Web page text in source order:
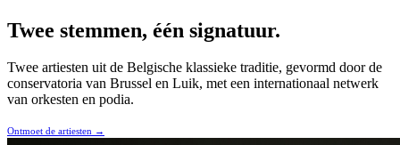
Twee stemmen, één signatuur.
Twee artiesten uit de Belgische klassieke traditie, gevormd door de
conservatoria van Brussel en Luik, met een internationaal netwerk
van orkesten en podia.
Ontmoet de artiesten →